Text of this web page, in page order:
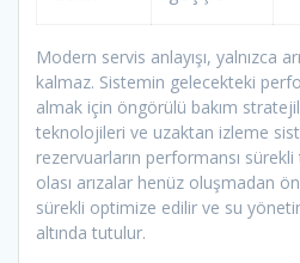
Modern servis anlayışı, yalnızca
kalmaz. Sistemin gelecekteki
almak için öngörülü bakım
teknolojileri ve uzaktan izleme
rezervuarların performansı
olası arızalar henüz oluşmadan
sürekli optimize edilir ve su
altında tutulur.